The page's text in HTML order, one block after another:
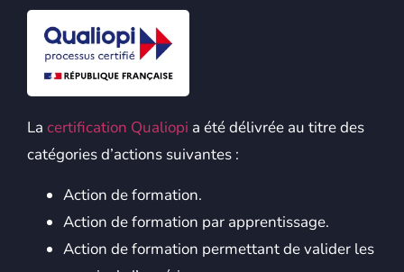
La certification Qualiopi a été délivrée au titre des
catégories d’actions suivantes :
Action de formation.
Action de formation par apprentissage.
Action de formation permettant de valider les